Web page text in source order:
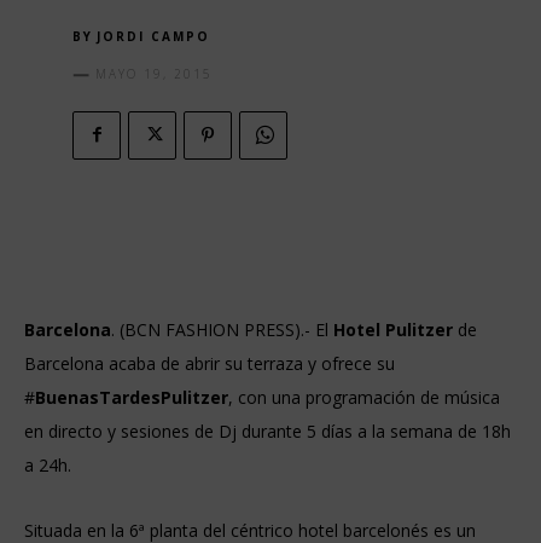
BY JORDI CAMPO
MAYO 19, 2015
Barcelona. (BCN FASHION PRESS).- El Hotel Pulitzer de
Barcelona acaba de abrir su terraza y ofrece su
#BuenasTardesPulitzer, con una programación de música
en directo y sesiones de Dj durante 5 días a la semana de 18h
a 24h.
Situada en la 6ª planta del céntrico hotel barcelonés es un